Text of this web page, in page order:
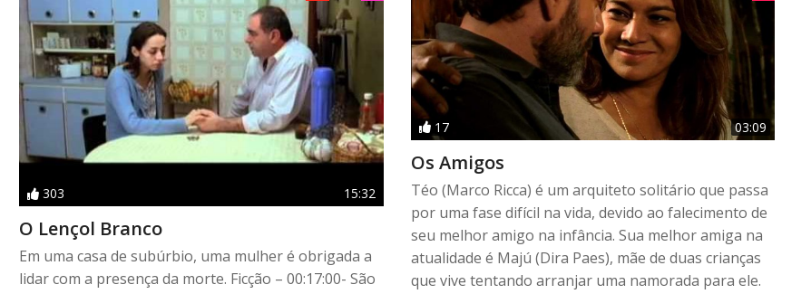
303 15:32
O Lençol Branco
Em uma casa de subúrbio, uma mulher é obrigada a
lidar com a presença da morte. Ficção – 00:17:00- São
17 03:09
Os Amigos
Téo (Marco Ricca) é um arquiteto solitário que passa
por uma fase difícil na vida, devido ao falecimento de
seu melhor amigo na infância. Sua melhor amiga na
atualidade é Majú (Dira Paes), mãe de duas crianças
que vive tentando arranjar uma namorada para ele.